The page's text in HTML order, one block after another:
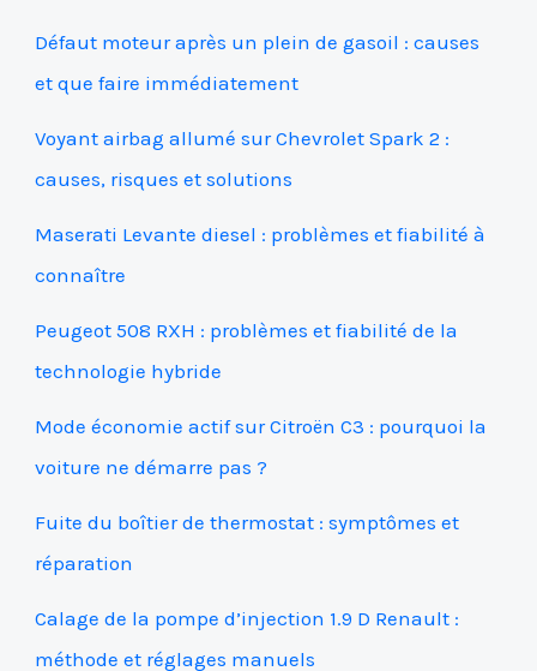
Défaut moteur après un plein de gasoil : causes
et que faire immédiatement
Voyant airbag allumé sur Chevrolet Spark 2 :
causes, risques et solutions
Maserati Levante diesel : problèmes et fiabilité à
connaître
Peugeot 508 RXH : problèmes et fiabilité de la
technologie hybride
Mode économie actif sur Citroën C3 : pourquoi la
voiture ne démarre pas ?
Fuite du boîtier de thermostat : symptômes et
réparation
Calage de la pompe d’injection 1.9 D Renault :
méthode et réglages manuels